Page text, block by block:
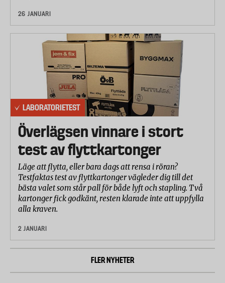
26 JANUARI
LABORATORIETEST
Överlägsen vinnare i stort
test av flyttkartonger
Läge att flytta, eller bara dags att rensa i röran?
Testfaktas test av flyttkartonger vägleder dig till det
bästa valet som står pall för både lyft och stapling. Två
kartonger fick godkänt, resten klarade inte att uppfylla
alla kraven.
2 JANUARI
FLER NYHETER